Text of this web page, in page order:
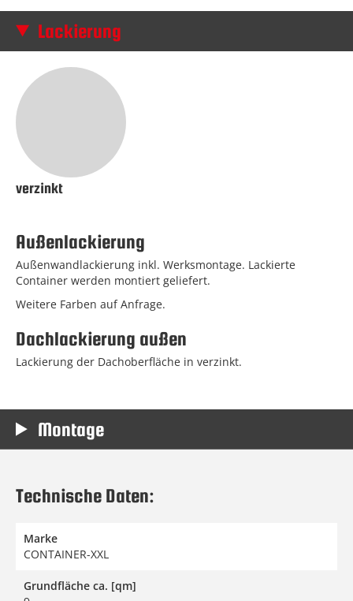
Lackierung
verzinkt
Außenlackierung
Außenwandlackierung inkl. Werksmontage. Lackierte
Container werden montiert geliefert.
Weitere Farben auf Anfrage.
Dachlackierung außen
Lackierung der Dachoberfläche in verzinkt.
Montage
Technische Daten:
Marke
CONTAINER-XXL
Grundfläche ca. [qm]